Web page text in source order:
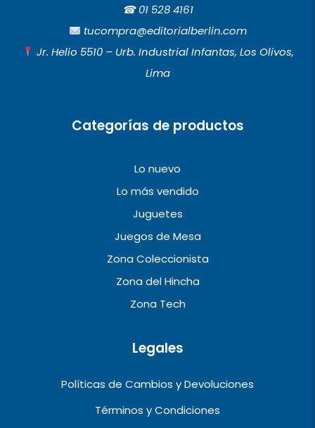
b
o
o
t
a
g
r
a
u
b
e
☎︎01 528 4161
tucompra@editorialberlin.com
Jr. Helio 5510 – Urb. Industrial Infantas, Los Olivos,
Lima
Categorías de productos
Lo nuevo
Lo más vendido
Juguetes
Juegos de Mesa
Zona Coleccionista
Zona del Hincha
Zona Tech
Legales
Políticas de Cambios y Devoluciones
Términos y Condiciones